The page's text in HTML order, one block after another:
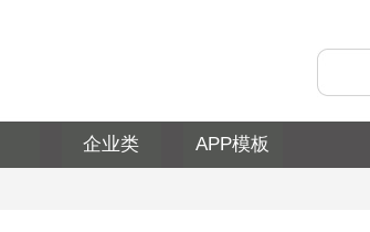
企业类 APP模板